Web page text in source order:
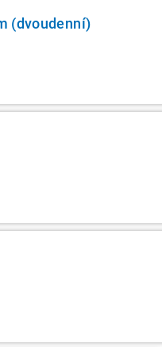
(dvoudenní)